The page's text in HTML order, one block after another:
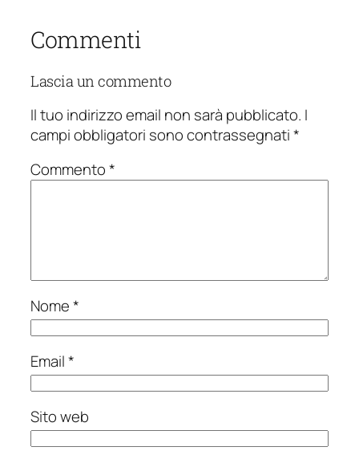
Commenti
Lascia un commento
Il tuo indirizzo email non sarà pubblicato. I
campi obbligatori sono contrassegnati*
Commento*
Nome*
Email*
Sito web